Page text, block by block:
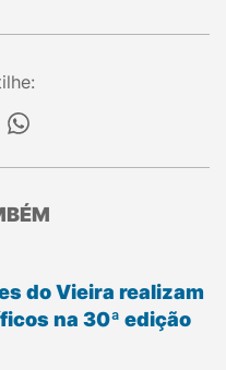
do Vieira realizam
na 30ª edição